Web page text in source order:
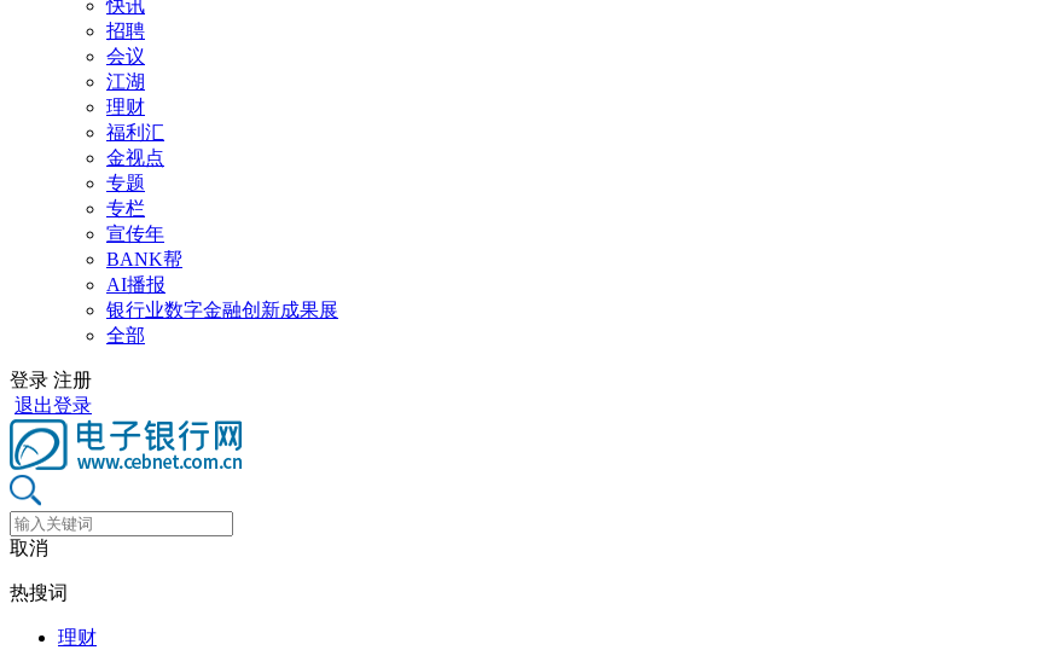
快讯
招聘
会议
江湖
理财
福利汇
金视点
专题
专栏
宣传年
BANK帮
AI播报
银行业数字金融创新成果展
全部
登录 注册
退出登录
取消
热搜词
理财